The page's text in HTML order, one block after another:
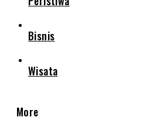
Bisnis
Wisata
More